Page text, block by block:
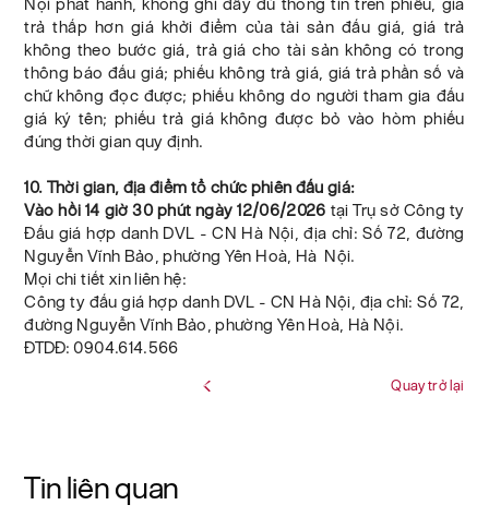
Nội phát hành, không ghi đầy đủ thông tin trên phiếu, giá
trả thấp hơn giá khởi điểm của tài sản đấu giá, giá trả
không theo bước giá, trả giá cho tài sản không có trong
thông báo đấu giá; phiếu không trả giá, giá trả phần số và
chữ không đọc được; phiếu không do người tham gia đấu
giá ký tên; phiếu trả giá không được bỏ vào hòm phiếu
đúng thời gian quy định.
10. Thời gian, địa điểm tổ chức phiên đấu giá:
Vào hồi 14 giờ 30 phút ngày 12/06/2026 tại Trụ sở Công ty
Đấu giá hợp danh DVL - CN Hà Nội, địa chỉ: Số 72, đường
Nguyễn Vĩnh Bảo, phường Yên Hoà, Hà Nội.
Mọi chi tiết xin liên hệ:
Công ty đấu giá hợp danh DVL - CN Hà Nội, địa chỉ: Số 72,
đường Nguyễn Vĩnh Bảo, phường Yên Hoà, Hà Nội.
ĐTDĐ: 0904.614.566
Quay trở lại
Tin liên quan